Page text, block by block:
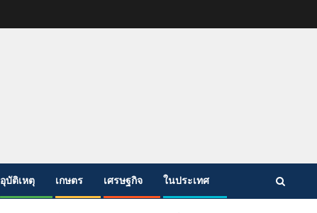
อุบัติเหตุ เกษตร เศรษฐกิจ ในประเทศ